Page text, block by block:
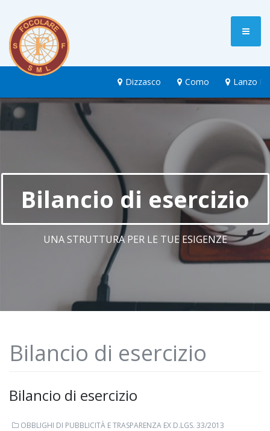
Dizzasco Como Lanzo
Bilancio di esercizio
UNA STRUTTURA PER LE TUE ESIGENZE
Bilancio di esercizio
Bilancio di esercizio
OBBLIGHI DI PUBBLICITÀ E TRASPARENZA EX D.LGS. 33/2013